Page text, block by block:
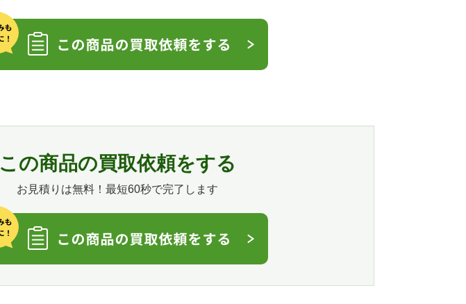
この商品の買取依頼をする
お見積りは無料！最短60秒で完了します